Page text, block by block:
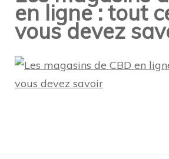
en ligne : tout
vous devez
d'article